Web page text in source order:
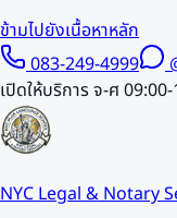
ข้ามไปยังเนื้อหาหลัก
083-249-4999
เปิดให้บริการ จ-ศ
NYC Legal & Notary